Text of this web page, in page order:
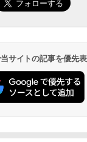
サイトの記事を優先